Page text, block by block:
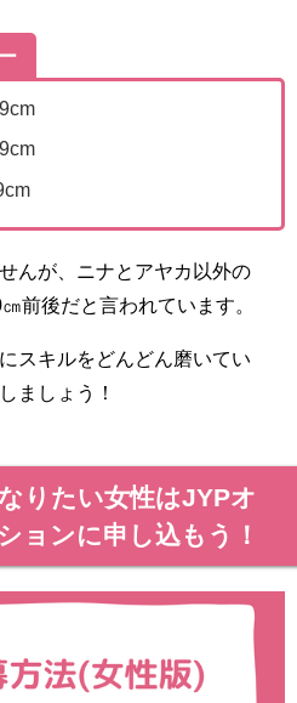
んが、ニナとアヤカ以外の
前後だと言われています。
スキルをどんどん磨いてい
ましょう！
りたい女性はJYPオ
ョンに申し込もう！